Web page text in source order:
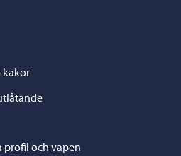
profil och vapen